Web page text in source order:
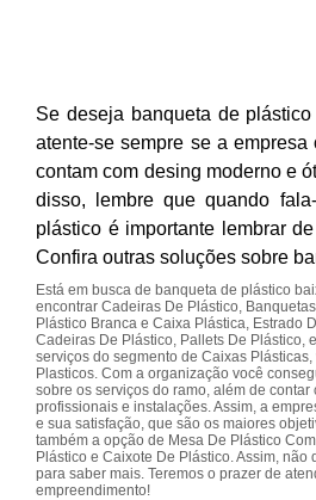
Se deseja banqueta de
atente-se sempre se a
contam com desing moderno e
disso, lembre que quando
plástico é importante lembrar
Confira outras soluções sobre
Está em busca de banqueta de plástico
encontrar Cadeiras De Plástico,
Plástico Branca e Caixa Plástica, Estrado
Cadeiras De Plástico, Pallets De Plástico,
serviços do segmento de Caixas
Plasticos. Com a organização você
sobre os serviços do ramo, além de contar
profissionais e instalações. Assim, a
e sua satisfação, que são os maiores
também a opção de Mesa De Plástico
Plástico e Caixote De Plástico. Assim, não
para saber mais. Teremos o prazer de
empreendimento!